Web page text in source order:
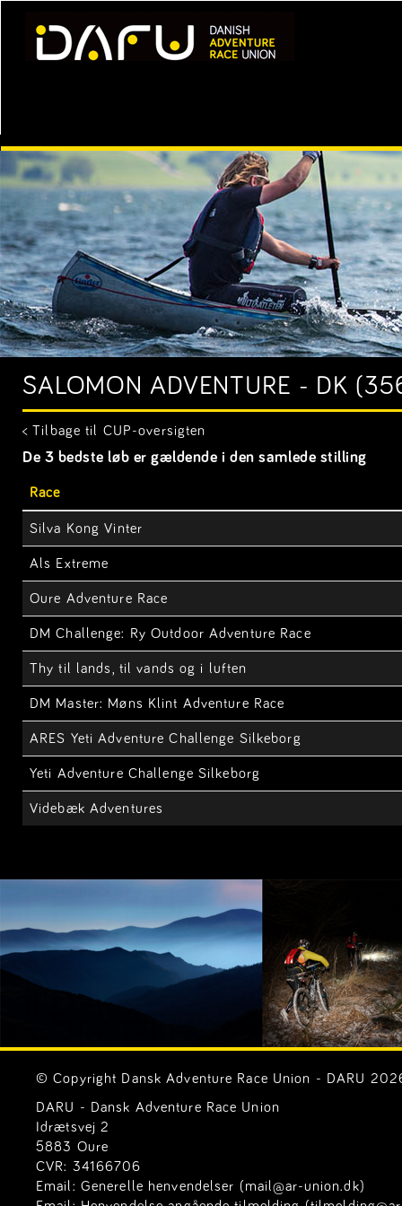
SALOMON ADVENTURE - DK
< Tilbage til CUP-oversigten
De 3 bedste løb er gældende i den samlede stilling
Race
Silva Kong Vinter
Als Extreme
Oure Adventure Race
DM Challenge: Ry Outdoor Adventure Race
Thy til lands, til vands og i luften
DM Master: Møns Klint Adventure Race
ARES Yeti Adventure Challenge Silkeborg
Yeti Adventure Challenge Silkeborg
Videbæk Adventures
© Copyright Dansk Adventure Race Union - DARU
DARU - Dansk Adventure Race Union
Idrætsvej 2
5883 Oure
CVR: 34166706
Email: Generelle henvendelser (mail@ar-union.dk)